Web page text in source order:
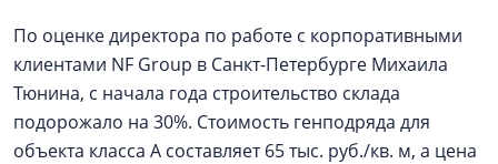
По оценке директора по работе с корпоративными
клиентами NF Group в Санкт-Петербурге Михаила
Тюнина, с начала года строительство склада
подорожало на 30%. Стоимость генподряда для
объекта класса А составляет 65 тыс. руб./кв. м, а цена